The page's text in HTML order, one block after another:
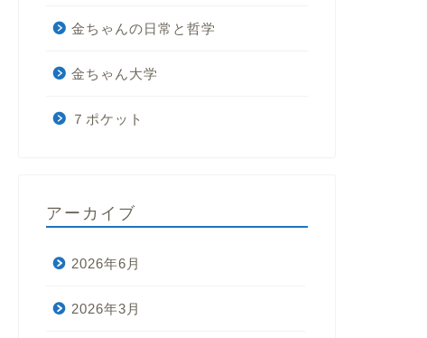
金ちゃんの日常と哲学
金ちゃん大学
７ポケット
アーカイブ
2026年6月
2026年3月